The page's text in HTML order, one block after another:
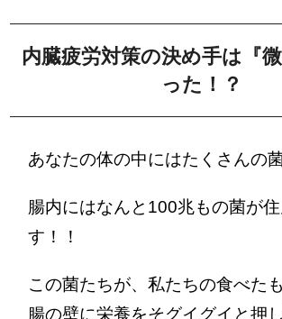
内臓疲労対策の決め手は『
った！？
あなたの体の中にはたくさんの
腸内にはなんと100兆もの菌が
す！！
この菌たちが、私たちの食べた
腸の壁に栄養をそグイグイと押